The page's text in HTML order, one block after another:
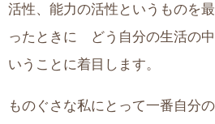
活性、能力の活性というものを
ったときに どう自分の生活の
いうことに着目します。
ものぐさな私にとって一番自分